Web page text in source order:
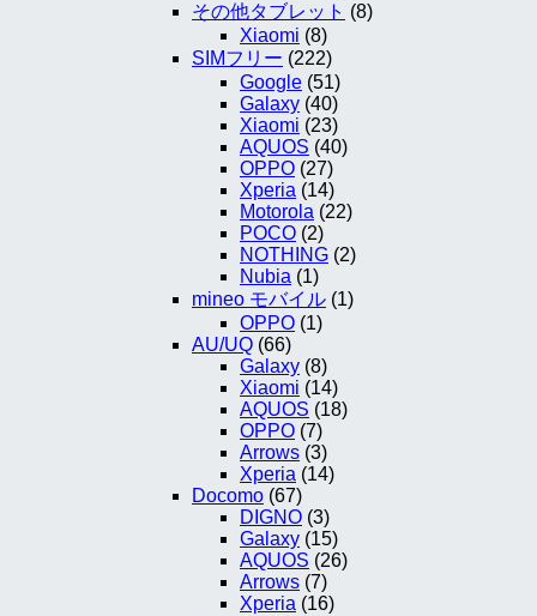
その他タブレット (8)
Xiaomi (8)
SIMフリー (222)
Google (51)
Galaxy (40)
Xiaomi (23)
AQUOS (40)
OPPO (27)
Xperia (14)
Motorola (22)
POCO (2)
NOTHING (2)
Nubia (1)
mineo モバイル (1)
OPPO (1)
AU/UQ (66)
Galaxy (8)
Xiaomi (14)
AQUOS (18)
OPPO (7)
Arrows (3)
Xperia (14)
Docomo (67)
DIGNO (3)
Galaxy (15)
AQUOS (26)
Arrows (7)
Xperia (16)